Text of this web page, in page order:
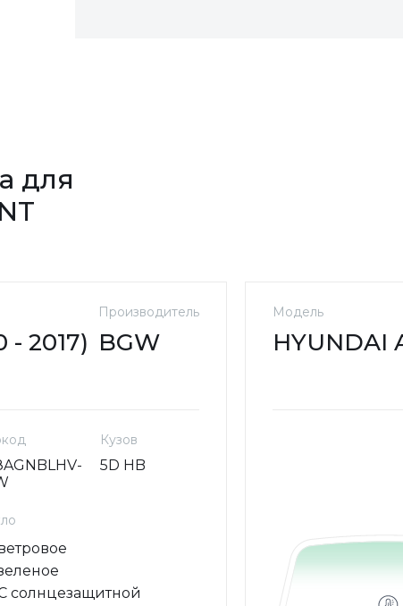
для
- 2017)
Производитель
BGW
Кузов
5D HB
солнцезащитной
Модель
HYUNDAI